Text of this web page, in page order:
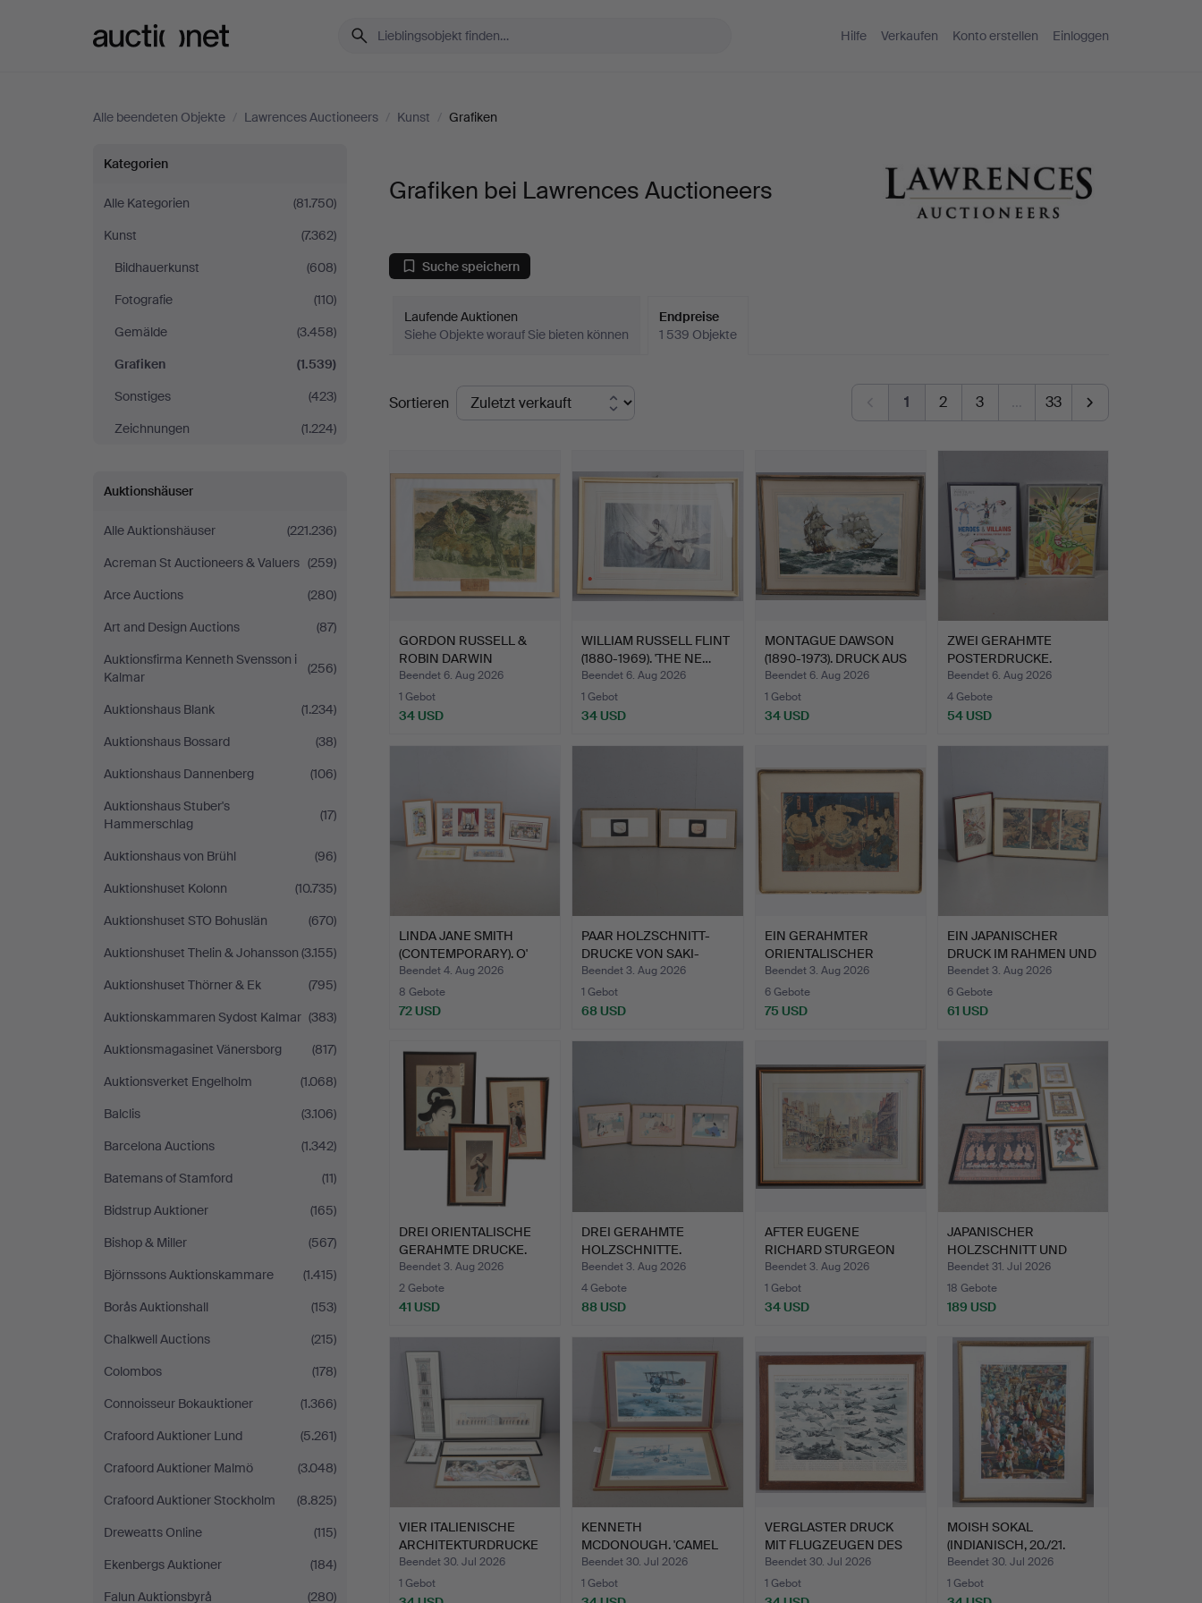
Hilfe Verkaufen Konto erstellen Einloggen
Alle beendeten Objekte / Lawrences Auctioneers / Kunst / Grafiken
Grafiken
bei
Lawrences
Auctioneers
Kategorien
Alle Kategorien
(81.750)
Kunst
(7.362)
Bildhauerkunst
(608)
Fotografie
(110)
Gemälde
(3.458)
Grafiken
(1.539)
Sonstiges
(423)
Zeichnungen
(1.224)
Auktionshäuser
Alle Auktionshäuser
(221.236)
Acreman St Auctioneers & Valuers (259)
Arce Auctions
(280)
Art and Design Auctions
(87)
Auktionsfirma Kenneth Svensson i
Kalmar
(256)
Auktionshaus Blank
(1.234)
Auktionshaus Bossard
(38)
Auktionshaus Dannenberg
(106)
Auktionshaus Stuber's
Hammerschlag
(17)
Auktionshaus von Brühl
(96)
Auktionshuset Kolonn
(10.735)
Auktionshuset STO Bohuslän
(670)
Auktionshuset Thelin & Johansson (3.155)
Auktionshuset Thörner & Ek
(795)
Auktionskammaren Sydost Kalmar (383)
Auktionsmagasinet Vänersborg
(817)
Auktionsverket Engelholm
(1.068)
Balclis
(3.106)
Barcelona Auctions
(1.342)
Batemans of Stamford
(11)
Bidstrup Auktioner
(165)
Bishop & Miller
(567)
Björnssons Auktionskammare
(1.415)
Borås Auktionshall
(153)
Chalkwell Auctions
(215)
Colombos
(178)
Connoisseur Bokauktioner
(1.366)
Crafoord Auktioner Lund
(5.261)
Crafoord Auktioner Malmö
(3.048)
Crafoord Auktioner Stockholm
(8.825)
Dreweatts Online
(115)
Ekenbergs Auktioner
(184)
Falun Auktionsbyrå
(280)
Grafiken bei Lawrences Auctioneers
Suche speichern
Laufende Auktionen
Siehe Objekte worauf Sie bieten können
Endpreise
1 539 Objekte
Endpreise
Sortieren 1 2 3 … 33
GORDON RUSSELL &
ROBIN DARWIN
INTEREST: AN…
Beendet 6. Aug 2026
1 Gebot
34 USD
WILLIAM RUSSELL FLINT
(1880-1969). 'THE NE…
Beendet 6. Aug 2026
1 Gebot
34 USD
MONTAGUE DAWSON
(1890-1973). DRUCK AUS
DER…
Beendet 6. Aug 2026
1 Gebot
34 USD
ZWEI GERAHMTE
POSTERDRUCKE.
Beendet 6. Aug 2026
4 Gebote
54 USD
LINDA JANE SMITH
(CONTEMPORARY). O'
SOLE M…
Beendet 4. Aug 2026
8 Gebote
72 USD
PAAR HOLZSCHNITT-
DRUCKE VON SAKI-
SCHALEN, …
Beendet 3. Aug 2026
1 Gebot
68 USD
EIN GERAHMTER
ORIENTALISCHER
HOLZSCHNITT.
Beendet 3. Aug 2026
6 Gebote
75 USD
EIN JAPANISCHER
DRUCK IM RAHMEN UND
EIN WE…
Beendet 3. Aug 2026
6 Gebote
61 USD
DREI ORIENTALISCHE
GERAHMTE DRUCKE.
Beendet 3. Aug 2026
2 Gebote
41 USD
DREI GERAHMTE
HOLZSCHNITTE.
Beendet 3. Aug 2026
4 Gebote
88 USD
AFTER EUGENE
RICHARD STURGEON
(1920-1999).…
Beendet 3. Aug 2026
1 Gebot
34 USD
JAPANISCHER
HOLZSCHNITT UND
SECHS INDISCHE…
Beendet 31. Jul 2026
18 Gebote
189 USD
VIER ITALIENISCHE
ARCHITEKTURDRUCKE
(GERAH…
Beendet 30. Jul 2026
1 Gebot
KENNETH
MCDONOUGH. 'CAMEL
FLIGHT'; 'THE BA…
Beendet 30. Jul 2026
1 Gebot
VERGLASTER DRUCK
MIT FLUGZEUGEN DES
ZWEITE…
Beendet 30. Jul 2026
1 Gebot
MOISH SOKAL
(INDIANISCH, 20./21.
JAHRHUNDE…
Beendet 30. Jul 2026
1 Gebot